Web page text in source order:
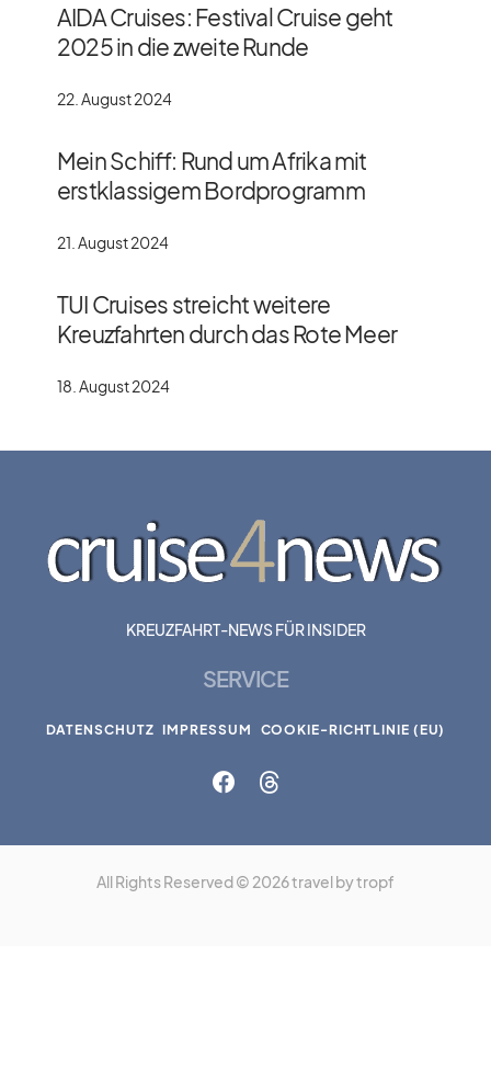
AIDA Cruises: Festival Cruise geht
2025 in die zweite Runde
22. August 2024
Mein Schiff: Rund um Afrika mit
erstklassigem Bordprogramm
21. August 2024
TUI Cruises streicht weitere
Kreuzfahrten durch das Rote Meer
18. August 2024
KREUZFAHRT-NEWS FÜR INSIDER
SERVICE
DATENSCHUTZ IMPRESSUM COOKIE-RICHTLINIE (EU)
All Rights Reserved © 2026 travel by tropf